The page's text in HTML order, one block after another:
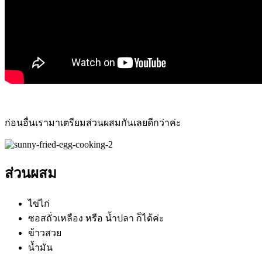
ก่อนอื่นเรามาเตรียมส่วนผสมกันเลยดีกว่าค่ะ
ส่วนผสม
ไข่ไก่
ซอสถั่วเหลือง หรือ น้ำปลา ก็ได้ค่ะ
ข้าวสวย
น้ำมัน